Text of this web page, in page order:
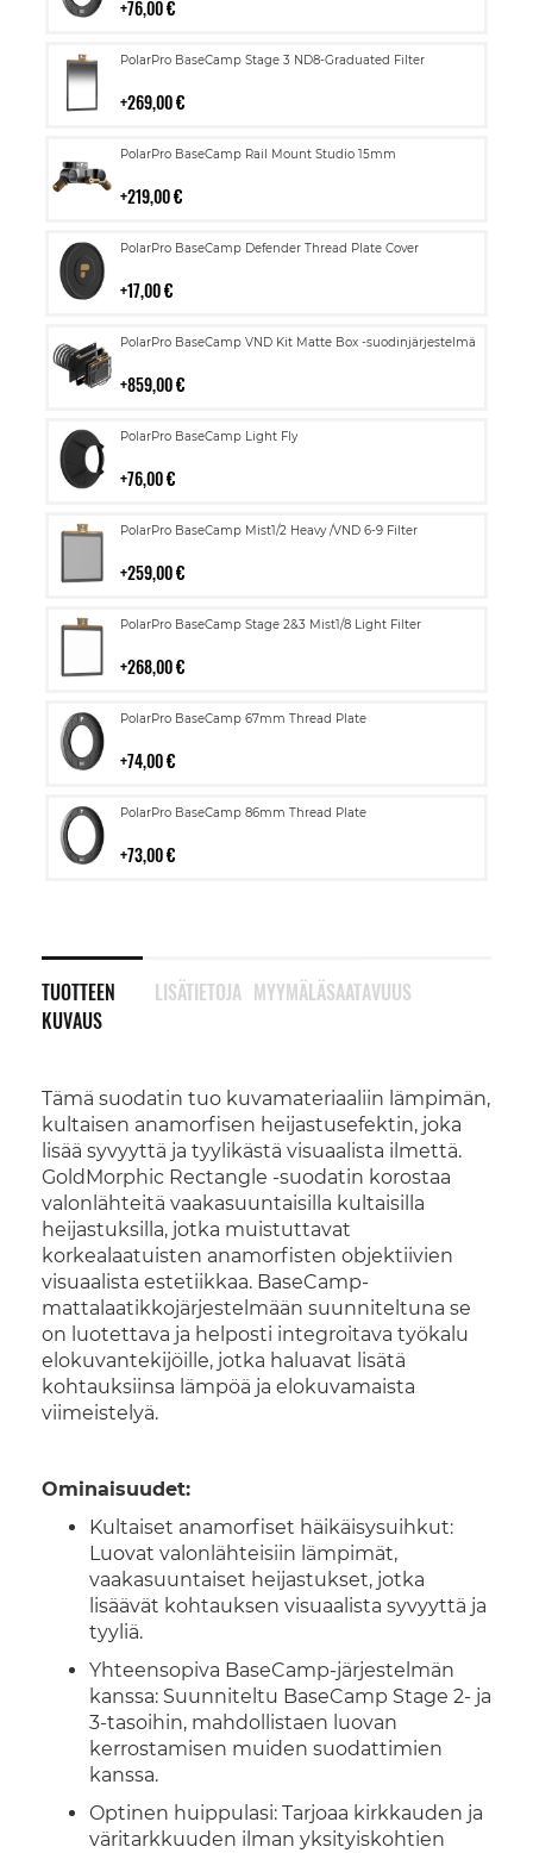
76,00 €
PolarPro BaseCamp Stage 3 ND8-Graduated Filter
269,00 €
Lisää
PolarPro BaseCamp Rail Mount Studio 15mm
219,00 €
Lisää
PolarPro BaseCamp Defender Thread Plate Cover
17,00 €
Lisää
PolarPro BaseCamp VND Kit Matte Box -suodinjärjestelmä
859,00 €
Lisää
PolarPro BaseCamp Light Fly
76,00 €
Lisää
PolarPro BaseCamp Mist1/2 Heavy /VND 6-9 Filter
259,00 €
Lisää
PolarPro BaseCamp Stage 2&3 Mist1/8 Light Filter
268,00 €
Lisää
PolarPro BaseCamp 67mm Thread Plate
74,00 €
Lisää
PolarPro BaseCamp 86mm Thread Plate
73,00 €
Lisää
TUOTTEEN
KUVAUS
Tämä suodatin tuo kuvamateriaaliin lämpimän,
kultaisen anamorfisen heijastusefektin, joka
lisää syvyyttä ja tyylikästä visuaalista ilmettä.
GoldMorphic Rectangle -suodatin korostaa
valonlähteitä vaakasuuntaisilla kultaisilla
heijastuksilla, jotka muistuttavat
korkealaatuisten anamorfisten objektiivien
visuaalista estetiikkaa. BaseCamp-
mattalaatikkojärjestelmään suunniteltuna se
on luotettava ja helposti integroitava työkalu
elokuvantekijöille, jotka haluavat lisätä
kohtauksiinsa lämpöä ja elokuvamaista
viimeistelyä.
Ominaisuudet:
Kultaiset anamorfiset häikäisysuihkut:
Luovat valonlähteisiin lämpimät,
vaakasuuntaiset heijastukset, jotka
lisäävät kohtauksen visuaalista syvyyttä ja
tyyliä.
Yhteensopiva BaseCamp-järjestelmän
kanssa: Suunniteltu BaseCamp Stage 2- ja
3-tasoihin, mahdollistaen luovan
kerrostamisen muiden suodattimien
kanssa.
Optinen huippulasi: Tarjoaa kirkkauden ja
väritarkkuuden ilman yksityiskohtien
LISÄTIETOJA MYYMÄLÄSAATAVUUS